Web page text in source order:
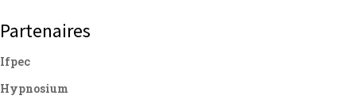
Partenaires
Ifpec
Hypnosium